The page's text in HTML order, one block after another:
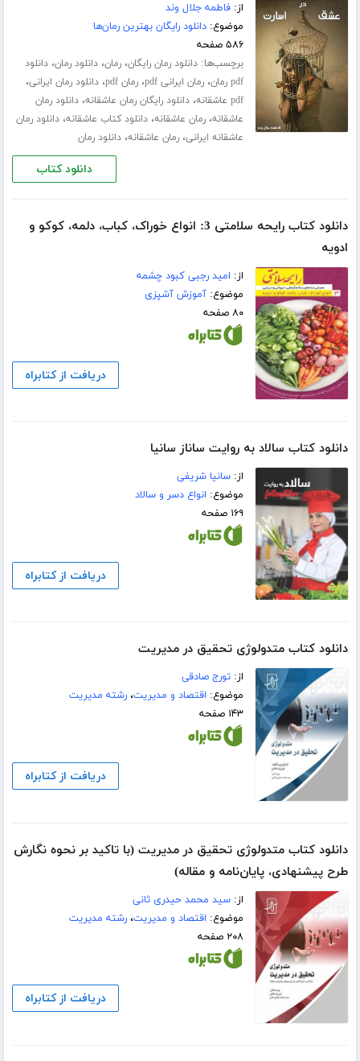
از:فاطمه جلال‌ وند
موضوع:دانلود رایگان بهترین رمان‌ها
۵۸۶ صفحه
برچسب‌ها:دانلود رمان رایگان،رمان،دانلود رمان،دانلود
pdf رمان
،رمان ایرانی pdf ،رمان pdf ،دانلود رمان ایرانی،
pdf عاشقانه ،دانلود رایگان رمان عاشقانه،دانلود رمان
عاشقانه،رمان عاشقانه،دانلود کتاب عاشقانه،دانلود رمان
عاشقانه ایرانی،رمان عاشقانه،دانلود رمان
دانلود کتاب
دانلود کتاب رایحه سلامتی 3: انواع خوراک، کباب، دلمه، کوکو و
ادویه
از: امید رجبی کبود چشمه
موضوع:آموزش آشپزی
۸۰ صفحه
دریافت از کتابراه
دانلود کتاب سالاد به روایت ساناز سانیا
از:سانیا شریفی
موضوع: انواع دسر و سالاد
۱۶۹ صفحه
دریافت از کتابراه
دانلود کتاب متدولوژی تحقیق در مدیریت
از:تورج صادقی
موضوع: اقتصاد و مدیریت،رشته مدیریت
۱۴۳ صفحه
دریافت از کتابراه
دانلود کتاب متدولوژی تحقیق در مدیریت (با تاکید بر نحوه نگارش
طرح پیشنهادی، پایان‌نامه و مقاله)
از:سید محمد حیدری ثانی
موضوع: اقتصاد و مدیریت،رشته مدیریت
۲۰۸ صفحه
دریافت از کتابراه